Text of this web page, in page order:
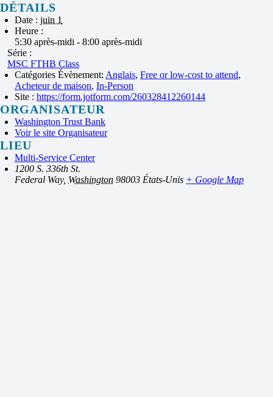
DÉTAILS
Date : juin 1
Heure :
5:30 après-midi - 8:00 après-midi
Série :
MSC FTHB Class
Catégories Évènement: Anglais, Free or low-cost to attend,
Acheteur de maison, In-Person
Site : https://form.jotform.com/260328412260144
ORGANISATEUR
Washington Trust Bank
Voir le site Organisateur
LIEU
Multi-Service Center
1200 S. 336th St.
Federal Way, Washington 98003 États-Unis + Google Map